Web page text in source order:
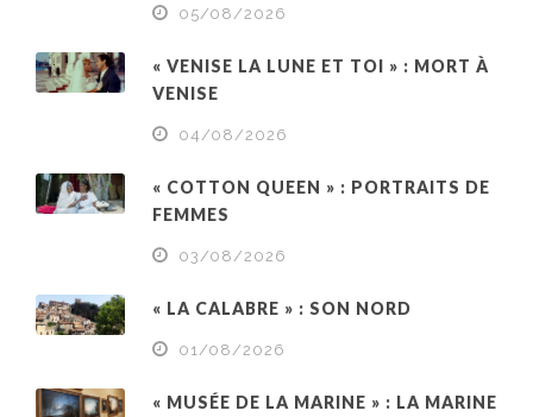
05/08/2026
« VENISE LA LUNE ET TOI » : MORT À
VENISE
04/08/2026
« COTTON QUEEN » : PORTRAITS DE
FEMMES
03/08/2026
« LA CALABRE » : SON NORD
01/08/2026
« MUSÉE DE LA MARINE » : LA MARINE